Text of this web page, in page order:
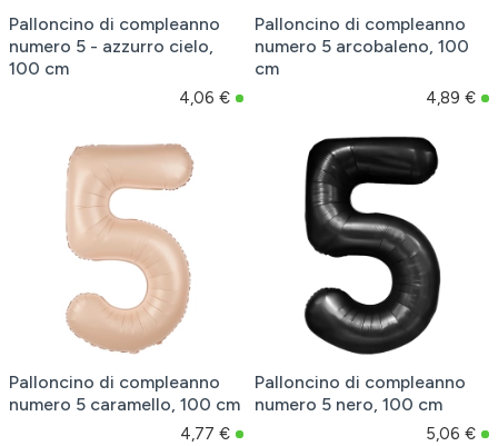
Palloncino di compleanno
numero 5 - azzurro cielo,
100 cm
4,06 €
Palloncino di compleanno
numero 5 arcobaleno, 100
cm
4,89 €
Palloncino di compleanno
numero 5 caramello, 100 cm
4,77 €
Palloncino di compleanno
numero 5 nero, 100 cm
5,06 €